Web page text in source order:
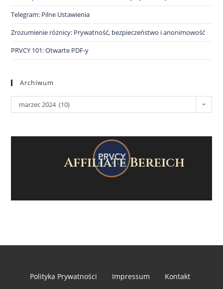
Telegram: Pilne Ustawienia
Zrozumienie różnicy: Prywatność, bezpieczeństwo i anonimowość
PRVCY 101: Otwarte PDF-y
Archiwum
marzec 2024 (10)
Affiliate Bereich
Polityka Prywatności Impressum Kontakt